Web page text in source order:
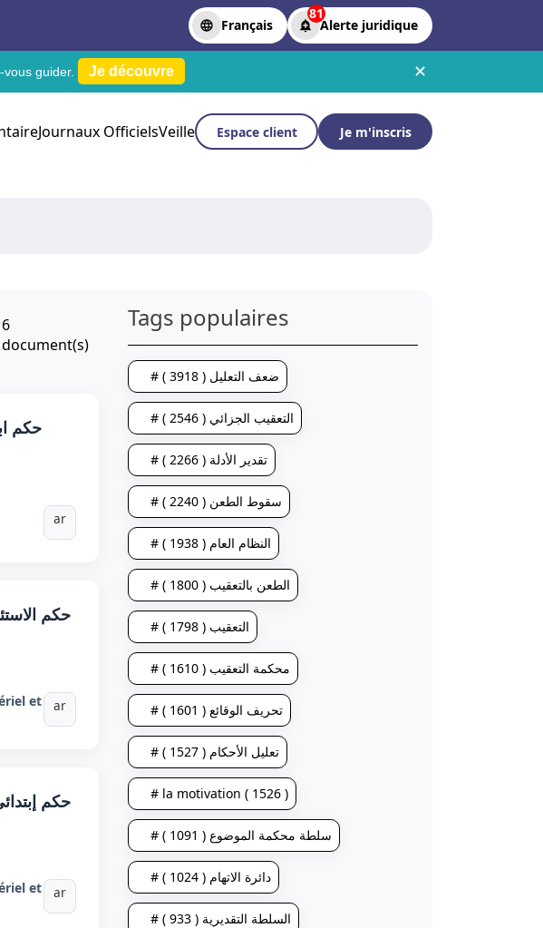
Français
81
Alerte juridique
guider. Je découvre ✕
Journaux OfficielsVeille Espace client Je m'inscris
6
document(s)
ar
et
ar
et
ar
Tags populaires
# ضعف التعليل ( 3918 )
# التعقيب الجزائي ( 2546 )
# تقدير الأدلة ( 2266 )
# سقوط الطعن ( 2240 )
# النظام العام ( 1938 )
# الطعن بالتعقيب ( 1800 )
# التعقيب ( 1798 )
# محكمة التعقيب ( 1610 )
# تحريف الوقائع ( 1601 )
# تعليل الأحكام ( 1527 )
# la motivation ( 1526 )
# سلطة محكمة الموضوع ( 1091 )
# دائرة الاتهام ( 1024 )
# السلطة التقديرية ( 933 )